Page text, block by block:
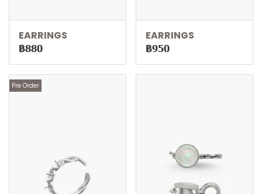
EARRINGS
฿880
EARRINGS
฿950
Pre Order